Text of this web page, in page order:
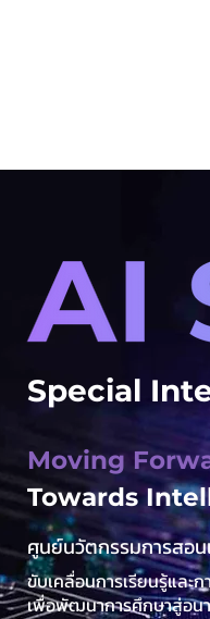
Special
Moving
Towards
ศูนย์นวัตกรรมการสอน
ขับเคลื่อนการเรียนรู้และ
เพื่อพัฒนาการศึกษาสู่อน